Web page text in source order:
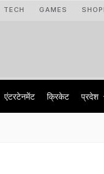
TECH GAMES
एंटरटेनमेंट क्रिकेट प्रदेश